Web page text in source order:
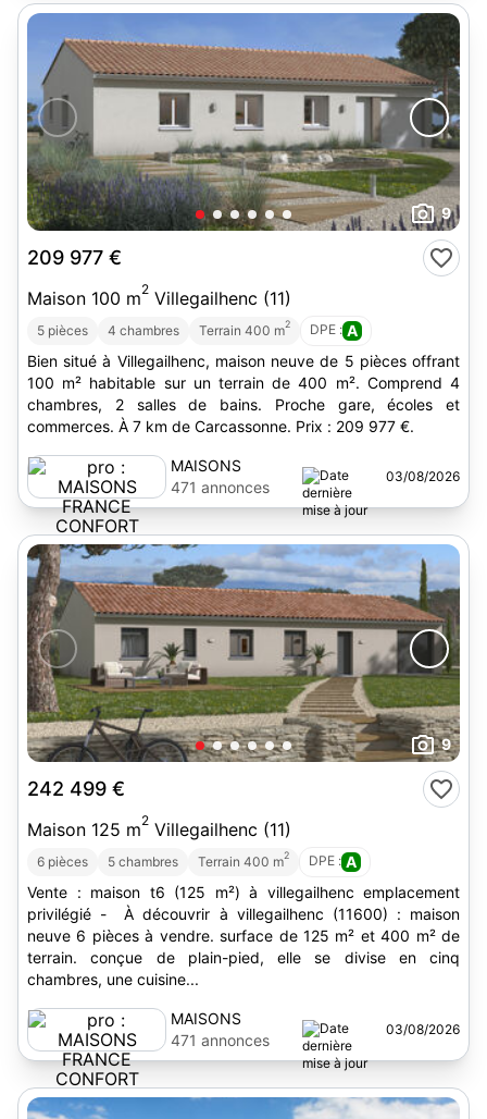
9
209 977 €
Maison 100 m2 Villegailhenc (11)
5 pièces 4 chambres Terrain 400 m2 DPE : A
Bien situé à Villegailhenc, maison neuve de 5 pièces offrant
100 m² habitable sur un terrain de 400 m². Comprend 4
chambres, 2 salles de bains. Proche gare, écoles et
commerces. À 7 km de Carcassonne. Prix : 209 977 €.
MAISONS
FRANCE
CONFORT
471 annonces
03/08/2026
9
242 499 €
Maison 125 m2 Villegailhenc (11)
6 pièces 5 chambres Terrain 400 m2 DPE : A
Vente : maison t6 (125 m²) à villegailhenc emplacement
privilégié - À découvrir à villegailhenc (11600) : maison
neuve 6 pièces à vendre. surface de 125 m² et 400 m² de
terrain. conçue de plain-pied, elle se divise en cinq
chambres, une cuisine...
MAISONS
FRANCE
CONFORT
471 annonces
03/08/2026